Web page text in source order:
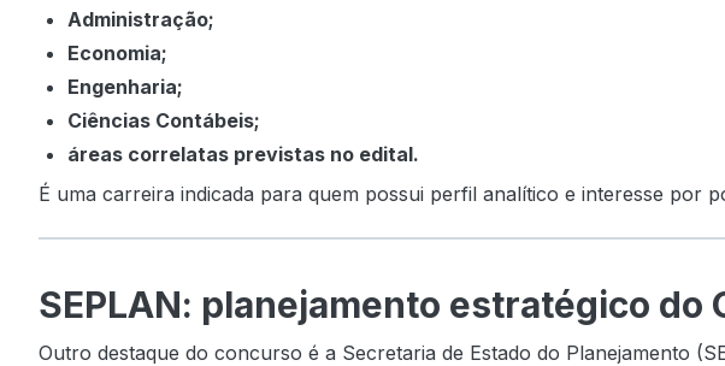
Administração;
Economia;
Engenharia;
Ciências Contábeis;
áreas correlatas previstas no edital.
É uma carreira indicada para quem possui perfil analítico e interesse por
SEPLAN: planejamento estratégico do
Outro destaque do concurso é a Secretaria de Estado do Planejamento